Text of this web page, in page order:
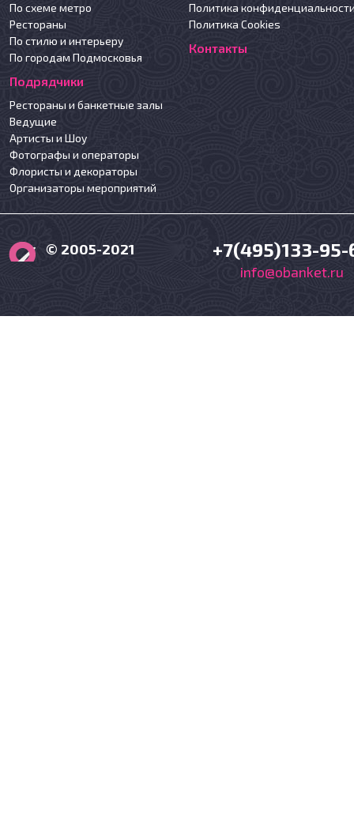
По схеме метро
Рестораны
По стилю и интерьеру
По городам Подмосковья
Подрядчики
Рестораны и банкетные залы
Ведущие
Артисты и Шоу
Фотографы и операторы
Флористы и декораторы
Организаторы мероприятий
Политика
Политика Cookies
Контакты
© 2005-2021 +7(495)133-95-
info@obanket.ru